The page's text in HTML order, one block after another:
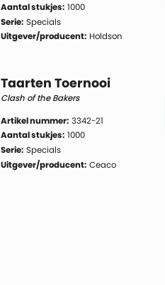
Aantal stukjes: 1000
Serie: Specials
Uitgever/producent: Holdson
Taarten Toernooi
Clash of the Bakers
Artikel nummer: 3342-21
Aantal stukjes: 1000
Serie: Specials
Uitgever/producent: Ceaco